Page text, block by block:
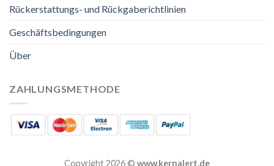
Rückerstattungs- und Rückgaberichtlinien
Geschäftsbedingungen
Über
ZAHLUNGSMETHODE
Copyright 2026 © www.kernalert.de